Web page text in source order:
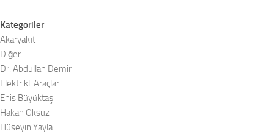
Kategoriler
Akaryakıt
Diğer
Dr. Abdullah Demir
Elektrikli Araçlar
Enis Büyüktaş
Hakan Öksüz
Hüseyin Yayla